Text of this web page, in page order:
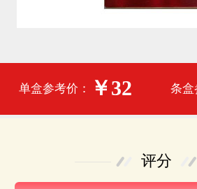
单盒参考价： ￥32 条盒
评分